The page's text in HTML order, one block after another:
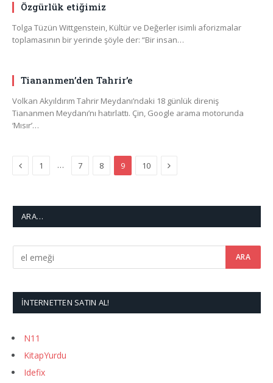
Özgürlük etiğimiz
Tolga Tüzün Wittgenstein, Kültür ve Değerler isimli aforizmalar
toplamasının bir yerinde şöyle der: “Bir insan…
Tiananmen’den Tahrir’e
Volkan Akyıldırım Tahrir Meydanı’ndaki 18 günlük direniş
Tiananmen Meydanı’nı hatırlattı. Çin, Google arama motorunda
‘Mısır’…
Previous
1 … 7 8 9 10 Next
ARA…
İNTERNETTEN SATIN AL!
N11
KitapYurdu
Idefix